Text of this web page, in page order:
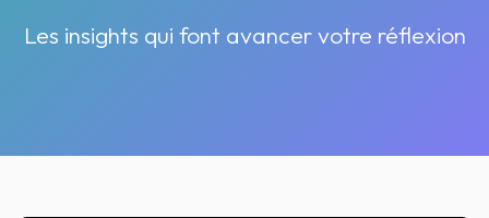
Les insights qui font avancer votre réflexion